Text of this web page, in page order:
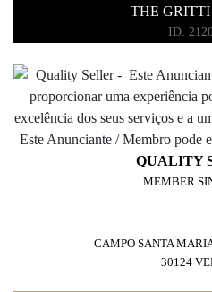
THE
ID:
QUALITY
MEMBER
CAMPO SANTA
30124